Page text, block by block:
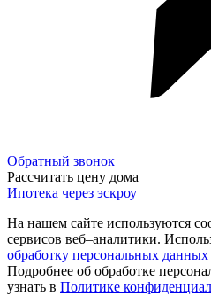
Обратный звонок
Рассчитать цену дома
Ипотека через эскроу
На нашем сайте используются
сервисов веб–аналитики.
обработку персональных данных
Подробнее об обработке
узнать в Политике